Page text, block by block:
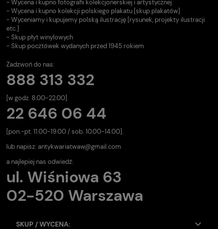
- Wycena i kupno fotografii kolekcjonerskiej i artystycznej
- Wycena i kupno kolekcji polskiego plakatu [skup plakatów]
- Wyceniamy i kupujemy polską ilustrację [rysunek, projekty ilustracji
etc.]
- Skup płyt winylowych
- Skup pocztówek wydanych przed 1945 rokiem
Zadzwoń do nas:
888 313 332
[w godz. 8.00-22.00]
22 646 06 44
[pon.-pt. 11.00-19.00 / sob. 10.00-14.00].
lub napisz: antykwariatwaw@gmail.com
a najlepiej nas odwiedź:
ul. Wiśniowa 63
02-520 Warszawa
SKUP / WYCENA: